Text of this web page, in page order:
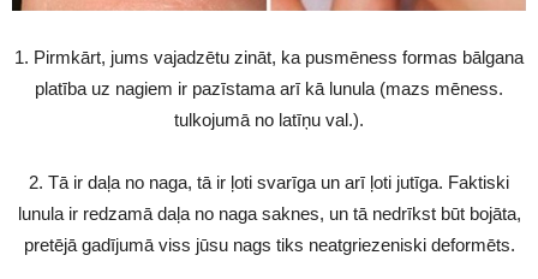
1. Pirmkārt, jums vajadzētu zināt, ka pusmēness formas bālgana
platība uz nagiem ir pazīstama arī kā lunula (mazs mēness.
tulkojumā no latīņu val.).
2. Tā ir daļa no naga, tā ir ļoti svarīga un arī ļoti jutīga. Faktiski
lunula ir redzamā daļa no naga saknes, un tā nedrīkst būt bojāta,
pretējā gadījumā viss jūsu nags tiks neatgriezeniski deformēts.